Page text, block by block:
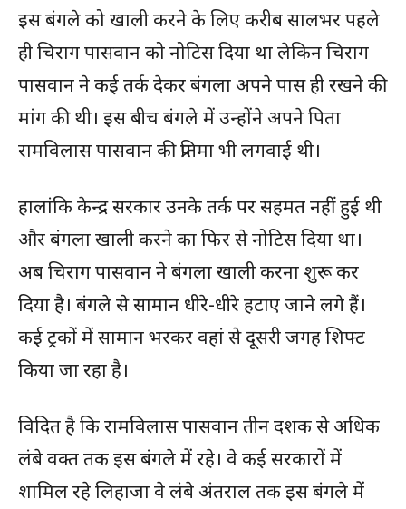
इस बंगले को खाली करने के लिए करीब सालभर पहले
ही चिराग पासवान को नोटिस दिया था लेकिन चिराग
पासवान ने कई तर्क देकर बंगला अपने पास ही रखने की
मांग की थी। इस बीच बंगले में उन्होंने अपने पिता
रामविलास पासवान की प्रतिमा भी लगवाई थी।
हालांकि केन्द्र सरकार उनके तर्क पर सहमत नहीं हुई थी
और बंगला खाली करने का फिर से नोटिस दिया था।
अब चिराग पासवान ने बंगला खाली करना शुरू कर
दिया है। बंगले से सामान धीरे-धीरे हटाए जाने लगे हैं।
कई ट्रकों में सामान भरकर वहां से दूसरी जगह शिफ्ट
किया जा रहा है।
विदित है कि रामविलास पासवान तीन दशक से अधिक
लंबे वक्त तक इस बंगले में रहे। वे कई सरकारों में
शामिल रहे लिहाजा वे लंबे अंतराल तक इस बंगले में